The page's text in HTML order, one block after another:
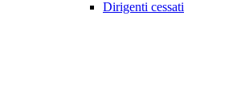
Dirigenti cessati